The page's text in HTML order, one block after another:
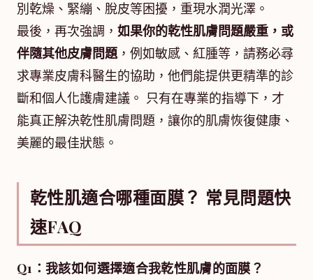
別乾燥、緊繃、脫皮等困擾，重現水潤光澤。
最後，再次強調， 如果你的乾性肌膚問題嚴重，或
伴隨其他皮膚問題，例如敏感、紅腫等，請務必尋
求專業皮膚科醫生的協助，他們能提供更精準的診
斷和個人化護膚建議。 只有在專業的指導下，才
能真正解決乾性肌膚問題，讓你的肌膚恢復健康、
美麗的最佳狀態。
乾性肌適合哪種面膜？ 常見問題快
速FAQ
Q1：我該如何選擇適合我乾性肌膚的面膜？